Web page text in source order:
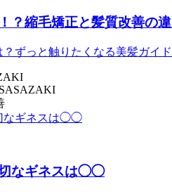
？縮毛矯正と髪質改善の
？ずっと触りたくなる美髪ガ
なギネスは◯◯